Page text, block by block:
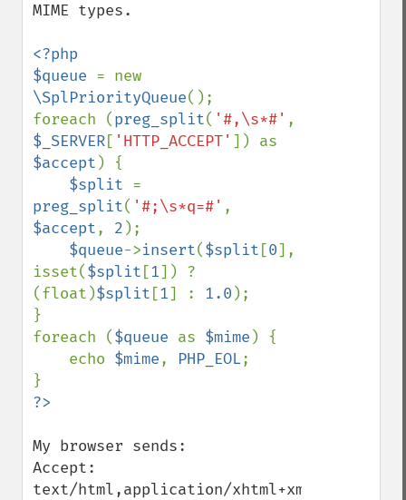
MIME types.
<?php
$queue
\SplPriorityQueue();
foreach (preg_split( '#,\s*#'
$_SERVER[ 'HTTP_ACCEPT'
$accept ) {
$split
preg_split( '#;\s*q=#'
$accept, 2 );
$queue->insert($split [0],
isset($split [1]) ?
(float)$split [1] : 1.0 );
}
foreach ($queue as $mime ) {
    echo
$mime, PHP_EOL;
My browser sends:
Accept:
text/html,application/